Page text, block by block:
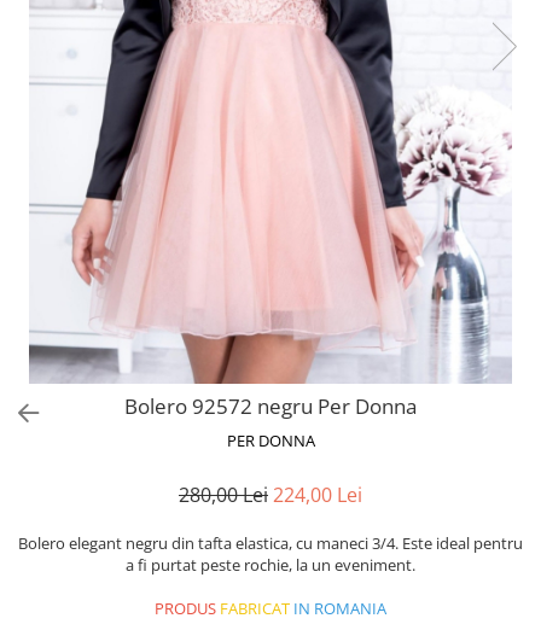
Pardesie
Veste dama
Tricotaje dama
Accesorii dama
Curele dama
Genti dama
Portmonee dama
Esarfe, Fulare dama
Trench
Pijamale dama
Salopete dama
Pantaloni barbati
Bolero 92572 negru Per Donna
PER DONNA
280,00 Lei224,00 Lei
Bolero elegant negru din tafta elastica, cu maneci 3/4. Este ideal pentru
a fi purtat peste rochie, la un eveniment.
PRODUS FABRICAT IN ROMANIA